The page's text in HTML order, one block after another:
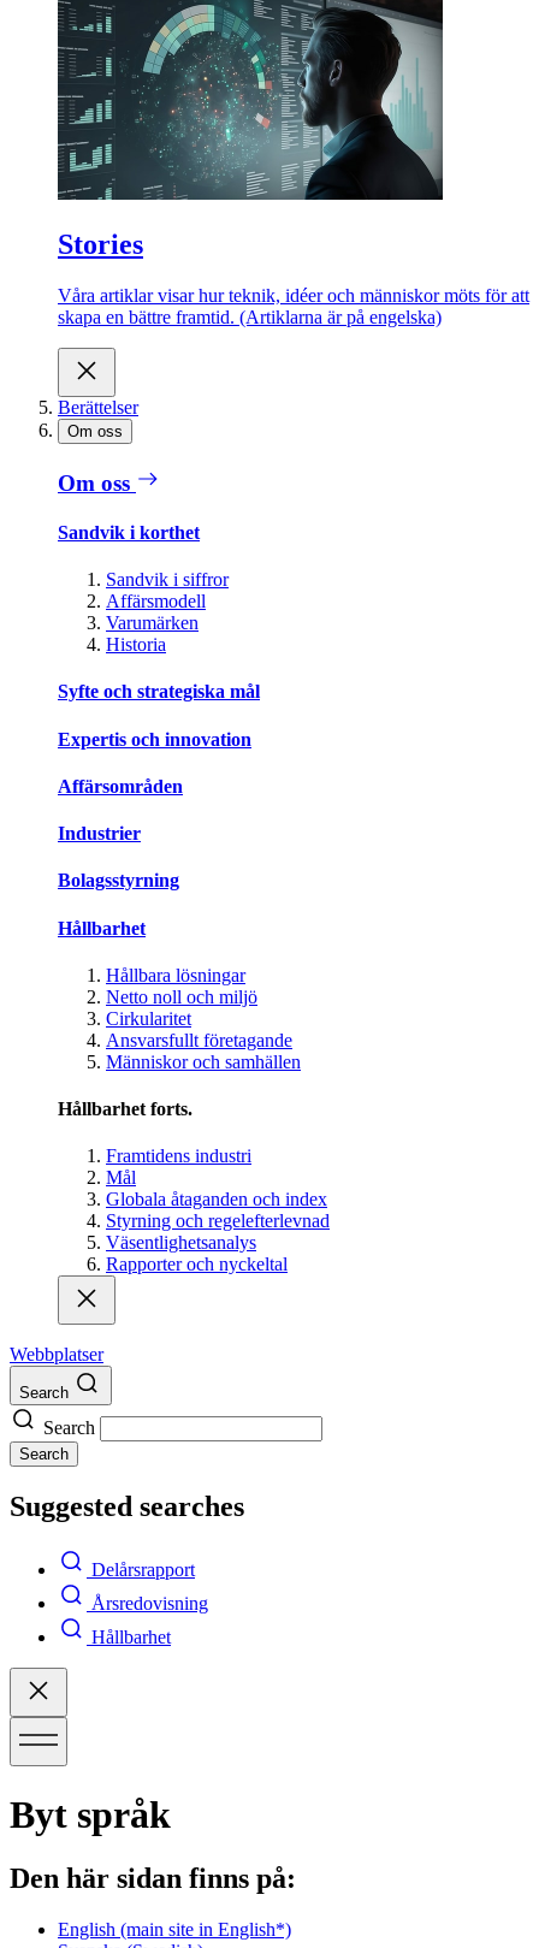
Stories
Våra artiklar visar hur teknik, idéer och människor möts för att
skapa en bättre framtid. (Artiklarna är på engelska)
Berättelser
Om oss
Om oss
Sandvik i korthet
Sandvik i siffror
Affärsmodell
Varumärken
Historia
Syfte och strategiska mål
Expertis och innovation
Affärsområden
Industrier
Bolagsstyrning
Hållbarhet
Hållbara lösningar
Netto noll och miljö
Cirkularitet
Ansvarsfullt företagande
Människor och samhällen
Hållbarhet forts.
Framtidens industri
Mål
Globala åtaganden och index
Styrning och regelefterlevnad
Väsentlighetsanalys
Rapporter och nyckeltal
Webbplatser
Search
Search
Search
Suggested searches
Delårsrapport
Årsredovisning
Hållbarhet
Byt språk
Den här sidan finns på:
English (main site in English*)